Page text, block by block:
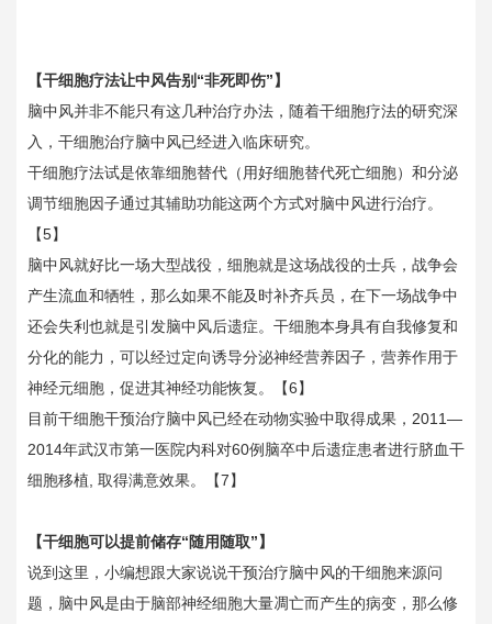
【干细胞疗法让中风告别“非死即伤”】
脑中风并非不能只有这几种治疗办法，随着干细胞疗法的研究深
入，干细胞治疗脑中风已经进入临床研究。
干细胞疗法试是依靠细胞替代（用好细胞替代死亡细胞）和分泌
调节细胞因子通过其辅助功能这两个方式对脑中风进行治疗。
【5】
脑中风就好比一场大型战役，细胞就是这场战役的士兵，战争会
产生流血和牺牲，那么如果不能及时补齐兵员，在下一场战争中
还会失利也就是引发脑中风后遗症。干细胞本身具有自我修复和
分化的能力，可以经过定向诱导分泌神经营养因子，营养作用于
神经元细胞，促进其神经功能恢复。【6】
目前干细胞干预治疗脑中风已经在动物实验中取得成果，2011—
2014年武汉市第一医院内科对60例脑卒中后遗症患者进行脐血干
细胞移植, 取得满意效果。【7】
【干细胞可以提前储存“随用随取”】
说到这里，小编想跟大家说说干预治疗脑中风的干细胞来源问
题，脑中风是由于脑部神经细胞大量凋亡而产生的病变，那么修